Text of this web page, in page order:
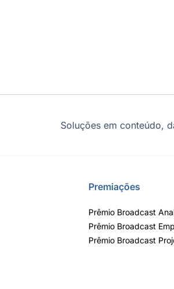
Soluções em conteúdo,
Premiações
Prêmio Broadcast
Prêmio Broadcast
Prêmio Broadcast